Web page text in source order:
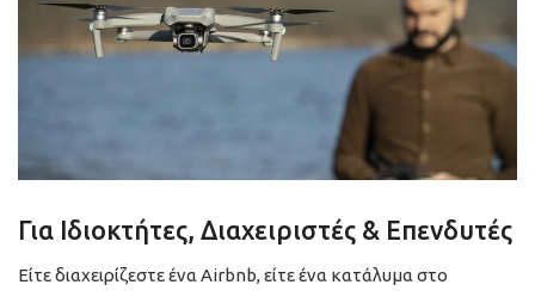
Για Ιδιοκτήτες, Διαχειριστές & Επενδυτές
Είτε διαχειρίζεστε ένα Airbnb, είτε ένα κατάλυμα στο